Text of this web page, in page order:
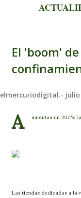
El 'boom'
elmercuriodigital.- julio
A umentan un 300%
Las tiendas dedicadas a la